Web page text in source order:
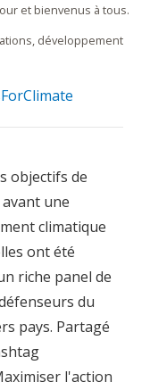
et bienvenus à tous.
développement
D.C.,
signal important sur
climatique
dans les pays.
faible carbone et
objectifs de
avant une
climatique
ont été
riche panel de
du
pays. Partagé
l'action